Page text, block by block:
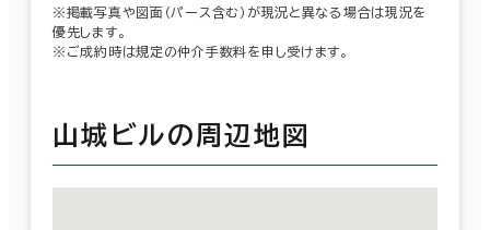
※掲載写真や図面（パース含む）が現況と異なる場合は現況を
優先します。
※ご成約時は規定の仲介手数料を申し受けます。
山城ビルの周辺地図